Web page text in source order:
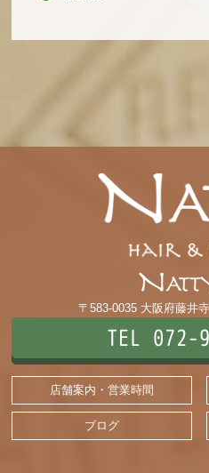
〒583-0035 大阪府藤井
TEL 072-
店舗案内・営業時間
ブログ